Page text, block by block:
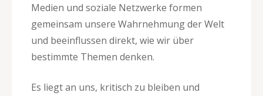
Medien und soziale Netzwerke formen
gemeinsam unsere Wahrnehmung der Welt
und beeinflussen direkt, wie wir über
bestimmte Themen denken.
Es liegt an uns, kritisch zu bleiben und